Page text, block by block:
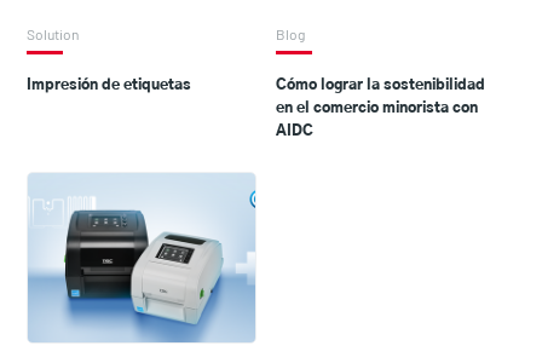
Solution
Impresión de etiquetas
Blog
Cómo lograr la sostenibilidad
en el comercio minorista con
AIDC